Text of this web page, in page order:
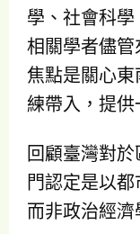
學、社會科學
相關學者儘
焦點是關心東
練帶入，提供
回顧臺灣對
門認定是以都
而非政治經濟